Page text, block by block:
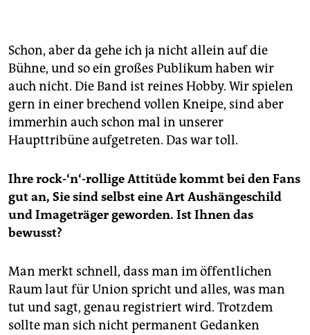
Schon, aber da gehe ich ja nicht allein auf die
Bühne, und so ein großes Publikum haben wir
auch nicht. Die Band ist reines Hobby. Wir spielen
gern in einer brechend vollen Kneipe, sind aber
immerhin auch schon mal in unserer
Haupttribüne aufgetreten. Das war toll.
Ihre rock-‘n‘-rollige Attitüde kommt bei den Fans
gut an, Sie sind selbst eine Art Aushängeschild
und Imageträger geworden. Ist Ihnen das
bewusst?
Man merkt schnell, dass man im öffentlichen
Raum laut für Union spricht und alles, was man
tut und sagt, genau registriert wird. Trotzdem
sollte man sich nicht permanent Gedanken